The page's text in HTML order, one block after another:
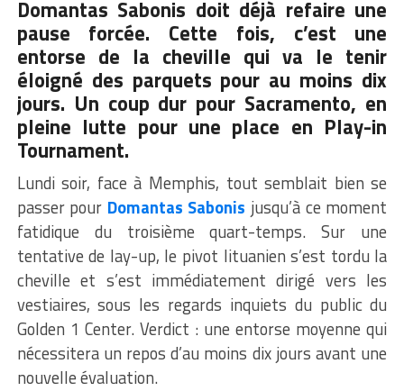
Domantas Sabonis doit déjà refaire une
pause forcée. Cette fois, c’est une
entorse de la cheville qui va le tenir
éloigné des parquets pour au moins dix
jours. Un coup dur pour Sacramento, en
pleine lutte pour une place en Play-in
Tournament.
Lundi soir, face à Memphis, tout semblait bien se
passer pour Domantas Sabonis jusqu’à ce moment
fatidique du troisième quart-temps. Sur une
tentative de lay-up, le pivot lituanien s’est tordu la
cheville et s’est immédiatement dirigé vers les
vestiaires, sous les regards inquiets du public du
Golden 1 Center. Verdict : une entorse moyenne qui
nécessitera un repos d’au moins dix jours avant une
nouvelle évaluation.